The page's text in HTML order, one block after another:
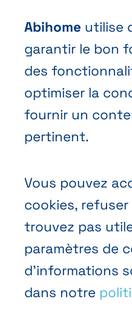
Conditions
Politique vie
Cookies
Demander une
Prendre
Nous contacter
Abihome utilise
garantir le bon
des
optimiser la
fournir un
pertinent.
Vous pouvez
cookies,
trouvez pas
paramètres de
d’informations
dans notre